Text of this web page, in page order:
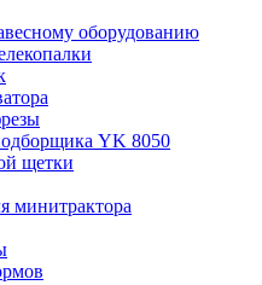
оборудованию
YK 8050
щетки
минитрактора